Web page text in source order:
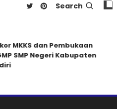
Search
MKKS dan Pembukaan
SMP Negeri Kabupaten